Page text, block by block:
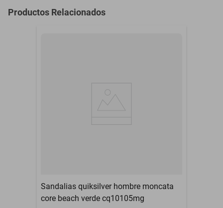
Marca
Casual
Material de la suela Sintético
Productos Relacionados
Sandalias quiksilver hombre moncata
core beach verde cq10105mg